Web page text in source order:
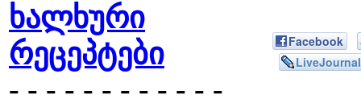
ხალხური
რეცეპტები
- - - - - - - - - - - -
Facebook
LiveJournal